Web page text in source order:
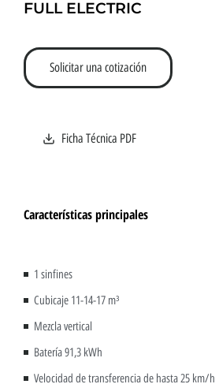
FULL ELECTRIC
Solicitar una cotización
Ficha Técnica PDF
Características principales
1 sinfines
Cubicaje 11-14-17 m³
Mezcla vertical
Batería 91,3 kWh
Velocidad de transferencia de hasta 25 km/h